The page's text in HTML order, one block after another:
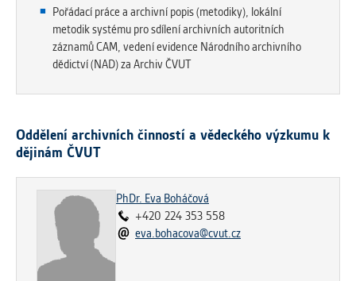
MARKETINGOVÉ
Využívané za účelem zobrazení
správných nabídek a cílení obsahu podle
cookies systémů třetích stran, které nám
pomáhají.
OSTATNÍ
Cookies, které aplikace nedokáže zařadit.
Naším cílem je, aby tato kategorie
zůstala prázdná a všechny cookies byly
přiřazeny do některé z kategorií
uvedených výše.
Pořádací práce a archivní popis (metodiky), lokální
metodik systému pro sdílení archivních autoritních
záznamů CAM, vedení evidence Národního archivního
dědictví (NAD) za Archiv ČVUT
Oddělení archivních činností a vědeckého výzkumu k
dějinám ČVUT
PhDr. Eva Boháčová
+420 224 353 558
eva.bohacova@cvut.cz